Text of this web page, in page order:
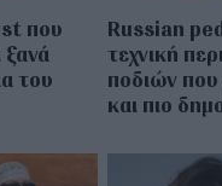
που
του
Russian
τεχνική
ποδιών που
και πιο